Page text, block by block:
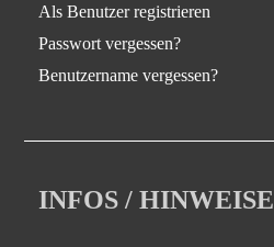
Als Benutzer registrieren
Passwort vergessen?
Benutzername vergessen?
INFOS / HINWEISE